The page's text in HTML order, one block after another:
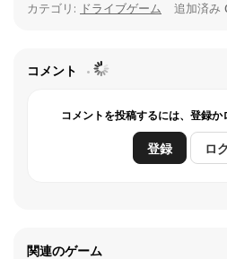
カテゴリ: ドライブゲーム 追加済み
コメント
コメントを投稿するには、登録
登録 ロ
関連のゲーム